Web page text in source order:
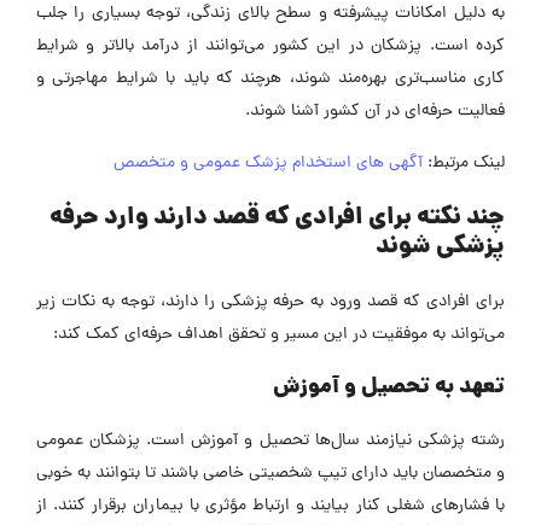
به دلیل امکانات پیشرفته و سطح بالای زندگی، توجه بسیاری را جلب
کرده است. پزشکان در این کشور می‌توانند از درآمد بالاتر و شرایط
کاری مناسب‌تری بهره‌مند شوند، هرچند که باید با شرایط مهاجرتی و
فعالیت حرفه‌ای در آن کشور آشنا شوند.
لینک مرتبط: آگهی های استخدام پزشک عمومی و متخصص
چند نکته برای افرادی که قصد دارند وارد حرفه
پزشکی شوند
برای افرادی که قصد ورود به حرفه پزشکی را دارند، توجه به نکات زیر
می‌تواند به موفقیت در این مسیر و تحقق اهداف حرفه‌ای کمک کند:
تعهد به تحصیل و آموزش
رشته پزشکی نیازمند سال‌ها تحصیل و آموزش است. پزشکان عمومی
و متخصصان باید دارای تیپ شخصیتی خاصی باشند تا بتوانند به خوبی
با فشارهای شغلی کنار بیایند و ارتباط مؤثری با بیماران برقرار کنند. از